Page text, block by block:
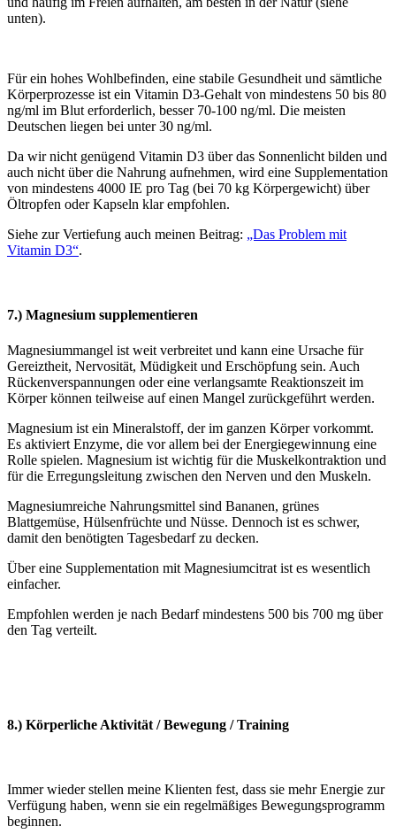
unten).
Für ein hohes Wohlbefinden, eine stabile Gesundheit und sämtliche
Körperprozesse ist ein Vitamin D3-Gehalt von mindestens 50 bis 80
ng/ml im Blut erforderlich, besser 70-100 ng/ml. Die meisten
Deutschen liegen bei unter 30 ng/ml.
Da wir nicht genügend Vitamin D3 über das Sonnenlicht bilden und
auch nicht über die Nahrung aufnehmen, wird eine Supplementation
von mindestens 4000 IE pro Tag (bei 70 kg Körpergewicht) über
Öltropfen oder Kapseln klar empfohlen.
Siehe zur Vertiefung auch meinen Beitrag: „Das Problem mit
Vitamin D3“.
7.) Magnesium supplementieren
Magnesiummangel ist weit verbreitet und kann eine Ursache für
Gereiztheit, Nervosität, Müdigkeit und Erschöpfung sein. Auch
Rückenverspannungen oder eine verlangsamte Reaktionszeit im
Körper können teilweise auf einen Mangel zurückgeführt werden.
Magnesium ist ein Mineralstoff, der im ganzen Körper vorkommt.
Es aktiviert Enzyme, die vor allem bei der Energiegewinnung eine
Rolle spielen. Magnesium ist wichtig für die Muskelkontraktion und
für die Erregungsleitung zwischen den Nerven und den Muskeln.
Magnesiumreiche Nahrungsmittel sind Bananen, grünes
Blattgemüse, Hülsenfrüchte und Nüsse. Dennoch ist es schwer,
damit den benötigten Tagesbedarf zu decken.
Über eine Supplementation mit Magnesiumcitrat ist es wesentlich
einfacher.
Empfohlen werden je nach Bedarf mindestens 500 bis 700 mg über
den Tag verteilt.
8.) Körperliche Aktivität / Bewegung / Training
Immer wieder stellen meine Klienten fest, dass sie mehr Energie zur
Verfügung haben, wenn sie ein regelmäßiges Bewegungsprogramm
beginnen.